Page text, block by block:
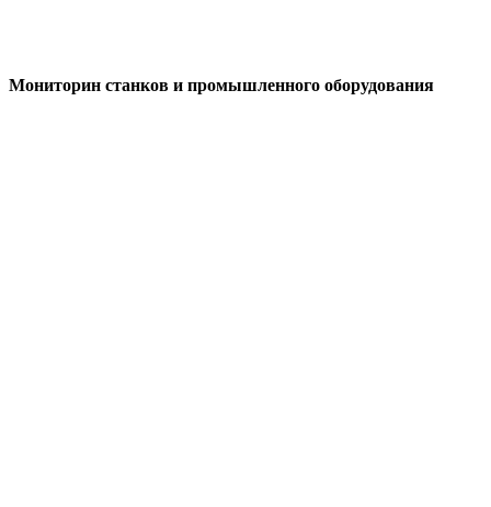
Мониторин станков и промышленного оборудования